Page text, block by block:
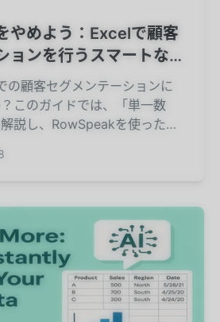
やめよう：Excelで顧客
ョンを行うスマートな方
の顧客セグメンテーションに
このガイドでは、「単一数
説し、RowSpeakを使ったシ
を紹介します。